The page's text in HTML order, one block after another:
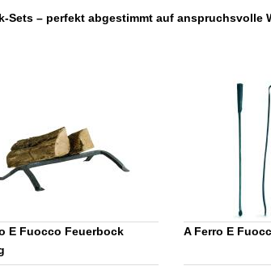
Sets – perfekt abgestimmt auf
E Fuocco Feuerbock
A Ferro E